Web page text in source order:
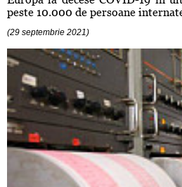
peste 10.000 de persoane
(29 septembrie 2021)